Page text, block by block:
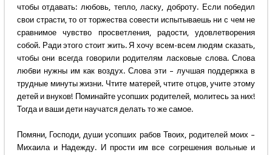
чтобы отдавать: любовь, тепло, ласку, доброту. Если победил
свои страсти, то от торжества совести испытываешь ни с чем не
сравнимое чувство просветления, радости, удовлетворения
собой. Ради этого стоит жить. Я хочу всем-всем людям сказать,
чтобы они всегда говорили родителям ласковые слова. Слова
любви нужны им как воздух. Слова эти – лучшая поддержка в
трудные минуты жизни. Чтите матерей, чтите отцов, учите этому
детей и внуков! Поминайте усопших родителей, молитесь за них!
Тогда и ваши дети научатся делать то же самое.
Помяни, Господи, души усопших рабов Твоих, родителей моих –
Михаила и Надежду. И прости им все согрешения вольные и